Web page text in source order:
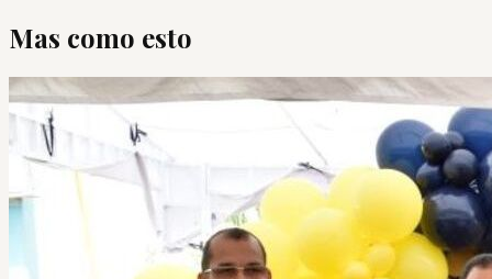
Mas como esto